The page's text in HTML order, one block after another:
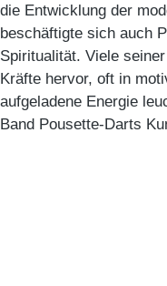
die Entwicklung der
beschäftigte sich auch
Spiritualität. Viele
Kräfte hervor, oft in
aufgeladene Energie
Band Pousette-Darts